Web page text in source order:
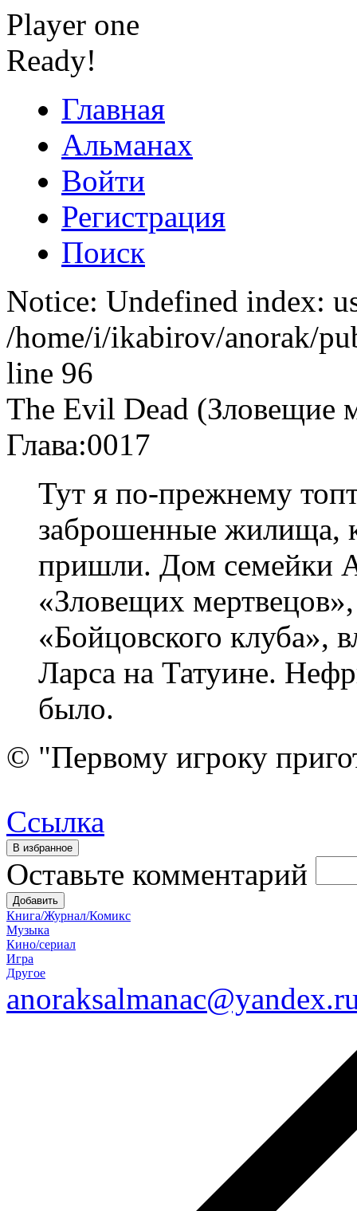
Player one
Ready!
Главная
Альманах
Войти
Регистрация
Поиск
Notice: Undefined index:
/home/i/ikabirov/anorak/
line 96
The Evil Dead (Зловещие
Глава:0017
Тут я по-прежнему
заброшенные жилища,
пришли. Дом семейки
«Зловещих
«Бойцовского
Ларса на Татуине.
было.
© "Первому игроку
Ссылка
Оставьте комментарий
Книга/Журнал/Комикс
Музыка
Кино/сериал
Игра
Другое